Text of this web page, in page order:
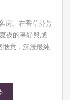
房。在香草芬芳
夜的寧靜與感
愜意，沉浸最純